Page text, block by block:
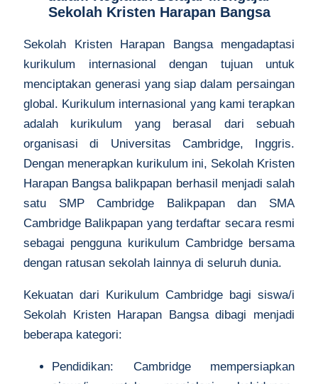
Sekolah Kristen Harapan Bangsa
Sekolah Kristen Harapan Bangsa mengadaptasi
kurikulum internasional dengan tujuan untuk
menciptakan generasi yang siap dalam persaingan
global. Kurikulum internasional yang kami terapkan
adalah kurikulum yang berasal dari sebuah
organisasi di Universitas Cambridge, Inggris.
Dengan menerapkan kurikulum ini, Sekolah Kristen
Harapan Bangsa balikpapan berhasil menjadi salah
satu SMP Cambridge Balikpapan dan SMA
Cambridge Balikpapan yang terdaftar secara resmi
sebagai pengguna kurikulum Cambridge bersama
dengan ratusan sekolah lainnya di seluruh dunia.
Kekuatan dari Kurikulum Cambridge bagi siswa/i
Sekolah Kristen Harapan Bangsa dibagi menjadi
beberapa kategori:
Pendidikan: Cambridge mempersiapkan